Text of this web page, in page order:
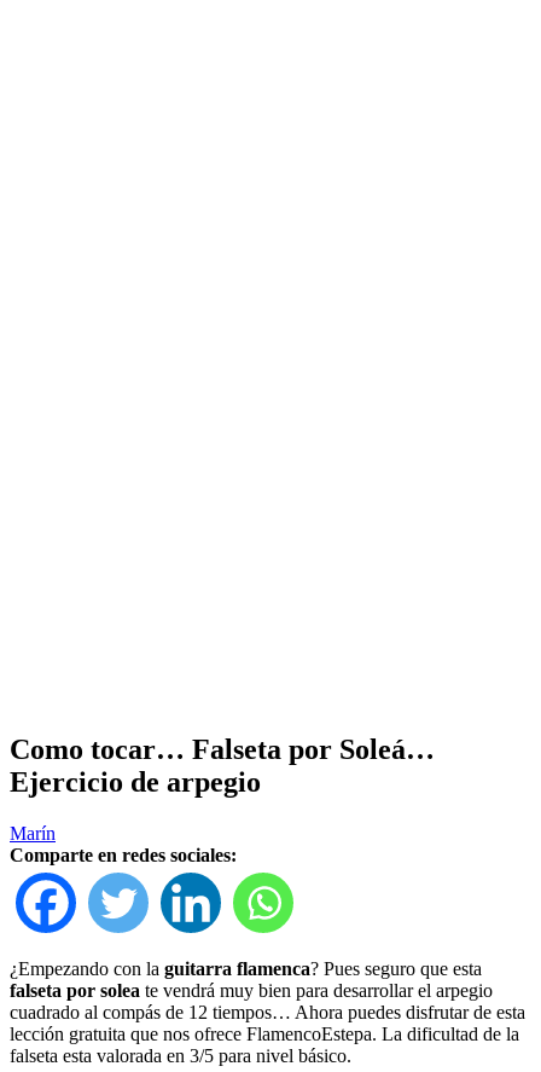
Como tocar… Falseta por Soleá…
Ejercicio de arpegio
Marín
Comparte en redes sociales:
¿Empezando con la guitarra flamenca? Pues seguro que esta
falseta por solea te vendrá muy bien para desarrollar el arpegio
cuadrado al compás de 12 tiempos… Ahora puedes disfrutar de esta
lección gratuita que nos ofrece FlamencoEstepa. La dificultad de la
falseta esta valorada en 3/5 para nivel básico.